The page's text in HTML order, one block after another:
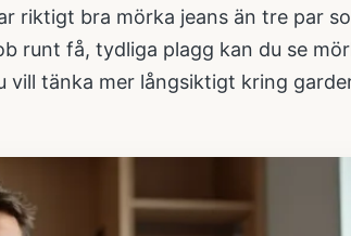
riktigt bra mörka jeans än tre par
runt få, tydliga plagg kan du se
vill tänka mer långsiktigt kring